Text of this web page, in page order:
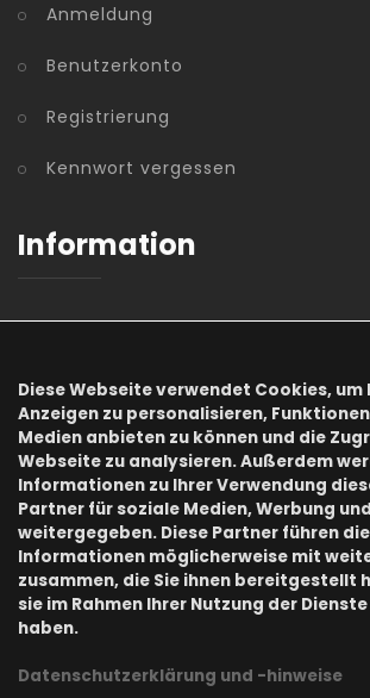
Anmeldung
Benutzerkonto
Registrierung
Kennwort vergessen
Information
Datenschutz
Impressum
Onlineshops
Buchzone
Diese Webseite verwendet Cookies, um
Anzeigen zu personalisieren,
Medien anbieten zu können und die
Webseite zu analysieren. Außerdem
Informationen zu Ihrer Verwendung
Partner für soziale Medien, Werbung
weitergegeben. Diese Partner führen
Informationen möglicherweise mit
zusammen, die Sie ihnen bereitgestellt
sie im Rahmen Ihrer Nutzung der
haben.
Datenschutzerklärung und -hinweise